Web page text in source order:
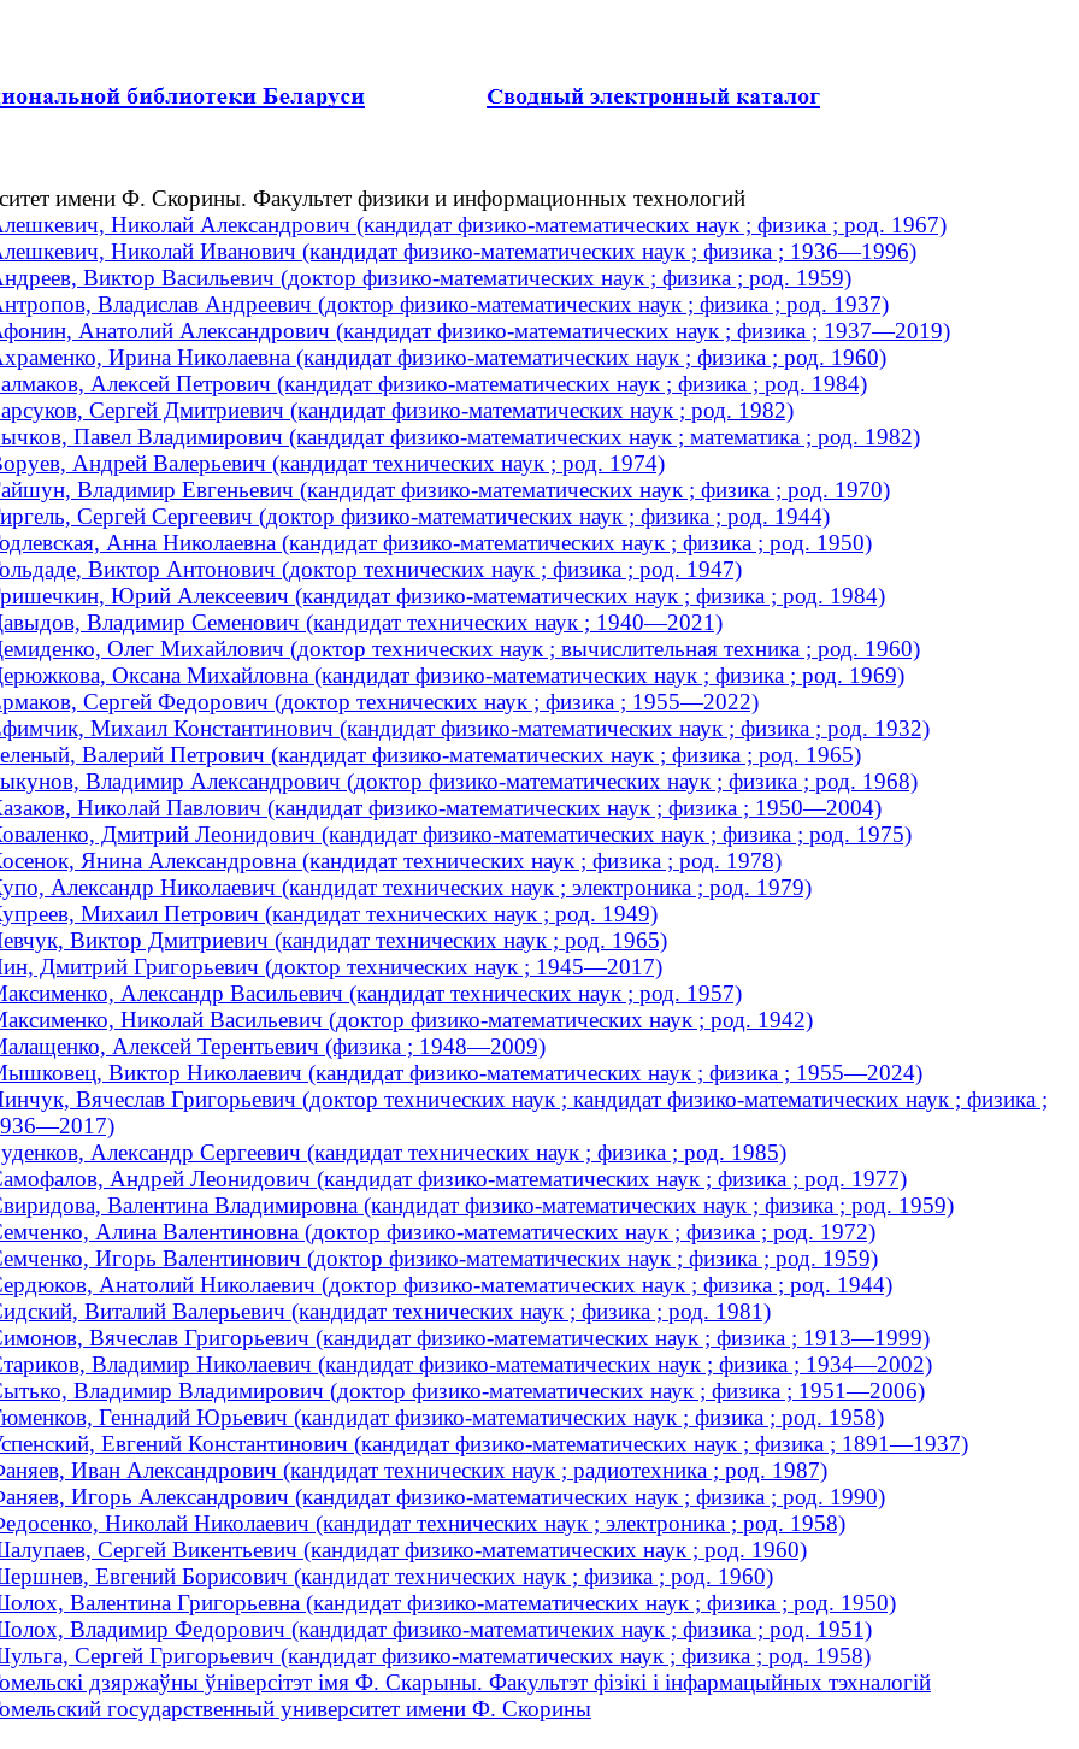
имени Ф. Скорины. Факультет физики и информационных технологий
Николай Александрович (кандидат физико-математических наук ; физика ; род. 1967)
Николай Иванович (кандидат физико-математических наук ; физика ; 1936—1996)
Виктор Васильевич (доктор физико-математических наук ; физика ; род. 1959)
Владислав Андреевич (доктор физико-математических наук ; физика ; род. 1937)
Анатолий Александрович (кандидат физико-математических наук ; физика ; 1937—2019)
Ирина Николаевна (кандидат физико-математических наук ; физика ; род. 1960)
Алексей Петрович (кандидат физико-математических наук ; физика ; род. 1984)
Сергей Дмитриевич (кандидат физико-математических наук ; род. 1982)
Павел Владимирович (кандидат физико-математических наук ; математика ; род. 1982)
Андрей Валерьевич (кандидат технических наук ; род. 1974)
Владимир Евгеньевич (кандидат физико-математических наук ; физика ; род. 1970)
Сергей Сергеевич (доктор физико-математических наук ; физика ; род. 1944)
Анна Николаевна (кандидат физико-математических наук ; физика ; род. 1950)
Виктор Антонович (доктор технических наук ; физика ; род. 1947)
Юрий Алексеевич (кандидат физико-математических наук ; физика ; род. 1984)
Владимир Семенович (кандидат технических наук ; 1940—2021)
Олег Михайлович (доктор технических наук ; вычислительная техника ; род. 1960)
Оксана Михайловна (кандидат физико-математических наук ; физика ; род. 1969)
Сергей Федорович (доктор технических наук ; физика ; 1955—2022)
Михаил Константинович (кандидат физико-математических наук ; физика ; род. 1932)
Валерий Петрович (кандидат физико-математических наук ; физика ; род. 1965)
Владимир Александрович (доктор физико-математических наук ; физика ; род. 1968)
Николай Павлович (кандидат физико-математических наук ; физика ; 1950—2004)
Дмитрий Леонидович (кандидат физико-математических наук ; физика ; род. 1975)
Янина Александровна (кандидат технических наук ; физика ; род. 1978)
Александр Николаевич (кандидат технических наук ; электроника ; род. 1979)
Михаил Петрович (кандидат технических наук ; род. 1949)
Виктор Дмитриевич (кандидат технических наук ; род. 1965)
Дмитрий Григорьевич (доктор технических наук ; 1945—2017)
Александр Васильевич (кандидат технических наук ; род. 1957)
Николай Васильевич (доктор физико-математических наук ; род. 1942)
Алексей Терентьевич (физика ; 1948—2009)
Виктор Николаевич (кандидат физико-математических наук ; физика ; 1955—2024)
Вячеслав Григорьевич (доктор технических наук ; кандидат физико-математических наук ; физика ;
Александр Сергеевич (кандидат технических наук ; физика ; род. 1985)
Андрей Леонидович (кандидат физико-математических наук ; физика ; род. 1977)
Валентина Владимировна (кандидат физико-математических наук ; физика ; род. 1959)
Алина Валентиновна (доктор физико-математических наук ; физика ; род. 1972)
Игорь Валентинович (доктор физико-математических наук ; физика ; род. 1959)
Анатолий Николаевич (доктор физико-математических наук ; физика ; род. 1944)
Виталий Валерьевич (кандидат технических наук ; физика ; род. 1981)
Вячеслав Григорьевич (кандидат физико-математических наук ; физика ; 1913—1999)
Владимир Николаевич (кандидат физико-математических наук ; физика ; 1934—2002)
Владимир Владимирович (доктор физико-математических наук ; физика ; 1951—2006)
Геннадий Юрьевич (кандидат физико-математических наук ; физика ; род. 1958)
Евгений Константинович (кандидат физико-математических наук ; физика ; 1891—1937)
Иван Александрович (кандидат технических наук ; радиотехника ; род. 1987)
Игорь Александрович (кандидат физико-математических наук ; физика ; род. 1990)
Николай Николаевич (кандидат технических наук ; электроника ; род. 1958)
Сергей Викентьевич (кандидат физико-математических наук ; род. 1960)
Евгений Борисович (кандидат технических наук ; физика ; род. 1960)
Валентина Григорьевна (кандидат физико-математических наук ; физика ; род. 1950)
Владимир Федорович (кандидат физико-математичеких наук ; физика ; род. 1951)
Сергей Григорьевич (кандидат физико-математических наук ; физика ; род. 1958)
дзяржаўны ўніверсітэт імя Ф. Скарыны. Факультэт фізікі і інфармацыйных тэхналогій
государственный университет имени Ф. Скорины